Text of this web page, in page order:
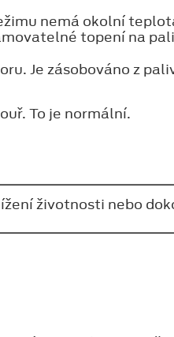
nemá okolní
topení na
Je zásobováno z
To je normální.
životnosti nebo